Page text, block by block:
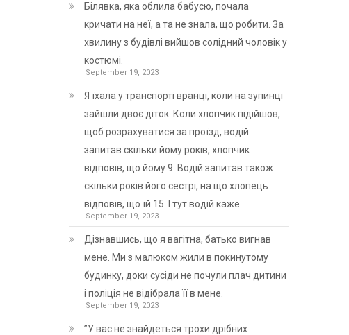
Білявка, яка облила бабусю, почала
кричати на неї, а та не знала, що робити. За
хвилину з будівлі вийшов солідний чоловік у
костюмі.
September 19, 2023
Я їхала у транспорті вранці, коли на зупинці
зайшли двоє діток. Коли хлопчик підійшов,
щоб розрахуватися за проїзд, водій
запитав скільки йому років, хлопчик
відповів, що йому 9. Водій запитав також
скільки років його сестрі, на що хлопець
відповів, що їй 15. І тут водій каже…
September 19, 2023
Дізнавшись, що я вагітна, батько вигнав
мене. Ми з малюком жили в покинутому
будинку, доки сусіди не почули плач дитини
і поліція не відібрала її в мене.
September 19, 2023
”У вас не знайдеться трохи дрібних